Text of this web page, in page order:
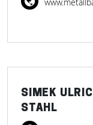
SIMEK
STAHL